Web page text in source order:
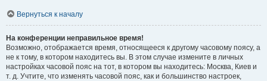
Вернуться к началу
На конференции неправильное время!
Возможно, отображается время, относящееся к другому часовому поясу, а
не к тому, в котором находитесь вы. В этом случае измените в личных
настройках часовой пояс на тот, в котором вы находитесь: Москва, Киев и
т. д. Учтите, что изменять часовой пояс, как и большинство настроек,